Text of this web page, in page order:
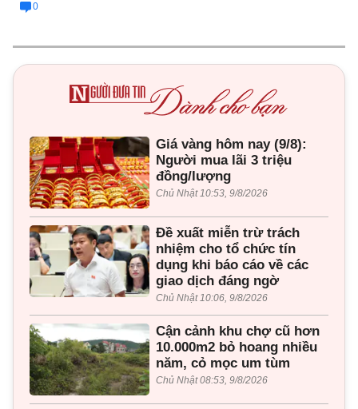
0
Giá vàng hôm nay (9/8):
Người mua lãi 3 triệu
đồng/lượng
Chủ Nhật 10:53, 9/8/2026
Đề xuất miễn trừ trách
nhiệm cho tổ chức tín
dụng khi báo cáo về các
giao dịch đáng ngờ
Chủ Nhật 10:06, 9/8/2026
Cận cảnh khu chợ cũ hơn
10.000m2 bỏ hoang nhiều
năm, cỏ mọc um tùm
Chủ Nhật 08:53, 9/8/2026